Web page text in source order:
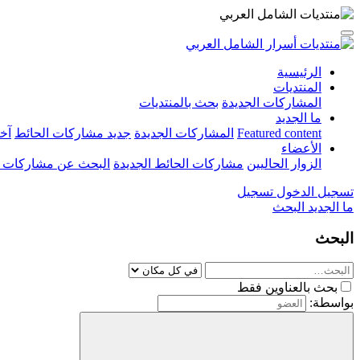
الرئيسية
المنتديات
المشاركات الجديدة بحث بالمنتديات
ما الجديد
Featured content المشاركات الجديدة جديد مشاركات الحائط
الأعضاء
الزوار الحاليين مشاركات الحائط الجديدة البحث عن
تسجيل الدخول تسجيل
ما الجديد البحث
البحث
بحث بالعناوين فقط
بواسطة: